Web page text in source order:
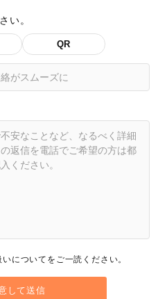
い。
QR
いについてをご一読ください。